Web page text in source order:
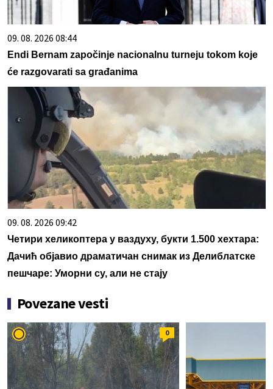
09. 08. 2026 08:44
Endi Bernam započinje nacionalnu turneju tokom koje
će razgovarati sa građanima
09. 08. 2026 09:42
Четири хеликоптера у ваздуху, букти 1.500 хехтара:
Дачић објавио драматичан снимак из Делиблатске
пешчаре: Уморни су, али не стају
Povezane vesti
0